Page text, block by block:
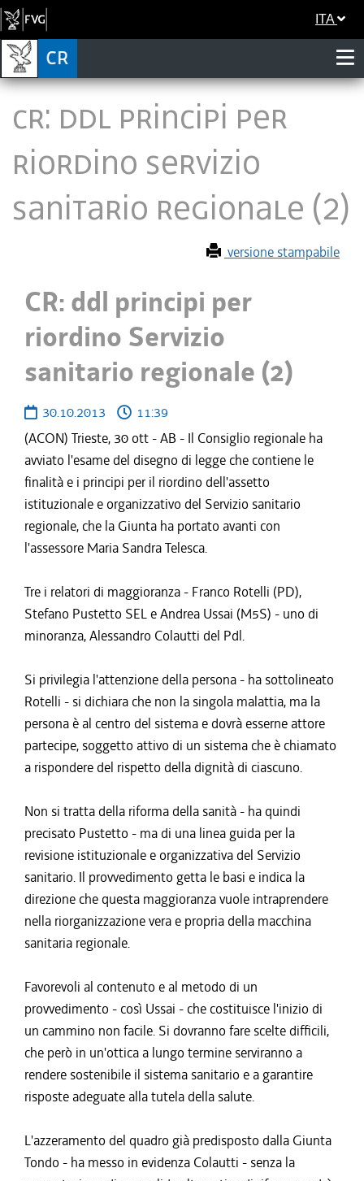
ITA
CR: ddl principi per
riordino Servizio
sanitario regionale (2)
versione stampabile
CR: ddl principi per
riordino Servizio
sanitario regionale (2)
30.10.2013
11:39
(ACON) Trieste, 30 ott - AB - Il Consiglio regionale ha
avviato l'esame del disegno di legge che contiene le
finalità e i principi per il riordino dell'assetto
istituzionale e organizzativo del Servizio sanitario
regionale, che la Giunta ha portato avanti con
l'assessore Maria Sandra Telesca.
Tre i relatori di maggioranza - Franco Rotelli (PD),
Stefano Pustetto SEL e Andrea Ussai (M5S) - uno di
minoranza, Alessandro Colautti del Pdl.
Si privilegia l'attenzione della persona - ha sottolineato
Rotelli - si dichiara che non la singola malattia, ma la
persona è al centro del sistema e dovrà esserne attore
partecipe, soggetto attivo di un sistema che è chiamato
a rispondere del rispetto della dignità di ciascuno.
Non si tratta della riforma della sanità - ha quindi
precisato Pustetto - ma di una linea guida per la
revisione istituzionale e organizzativa del Servizio
sanitario. Il provvedimento getta le basi e indica la
direzione che questa maggioranza vuole intraprendere
nella riorganizzazione vera e propria della macchina
sanitaria regionale.
Favorevoli al contenuto e al metodo di un
provvedimento - così Ussai - che costituisce l'inizio di
un cammino non facile. Si dovranno fare scelte difficili,
che però in un'ottica a lungo termine serviranno a
rendere sostenibile il sistema sanitario e a garantire
risposte adeguate alla tutela della salute.
L'azzeramento del quadro già predisposto dalla Giunta
Tondo - ha messo in evidenza Colautti - senza la